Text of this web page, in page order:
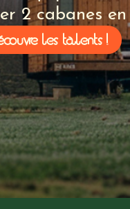
2 cabanes
les talents !